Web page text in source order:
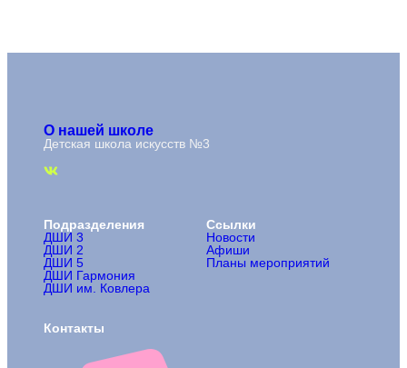
О нашей школе
Детская школа искусств №3
Подразделения
ДШИ 3
ДШИ 2
ДШИ 5
ДШИ Гармония
ДШИ им. Ковлера
Ссылки
Новости
Афиши
Планы мероприятий
Контакты